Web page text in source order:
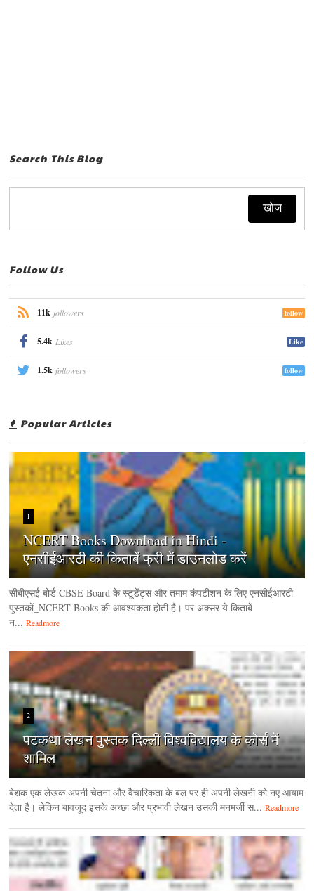
Search This Blog
Follow Us
11k followers follow
5.4k Likes Like
1.5k followers follow
Popular Articles
1
NCERT Books Download in Hindi -
एनसीईआरटी की किताबें फ्री में डाउनलोड करें
सीबीएसई बोर्ड CBSE Board के स्टूडेंट्स और तमाम कंपटीशन के लिए एनसीईआरटी
पुस्तकों_NCERT Books की आवश्यकता होती है। पर अक्सर ये किताबें
न... Readmore
2
पटकथा लेखन पुस्तक दिल्ली विश्वविद्यालय के कोर्स में
शामिल
बेशक एक लेखक अपनी चेतना और वैचारिकता के बल पर ही अपनी लेखनी को नए आयाम
देता है। लेकिन बावजूद इसके अच्छा और प्रभावी लेखन उसकी मनमर्जी स... Readmore